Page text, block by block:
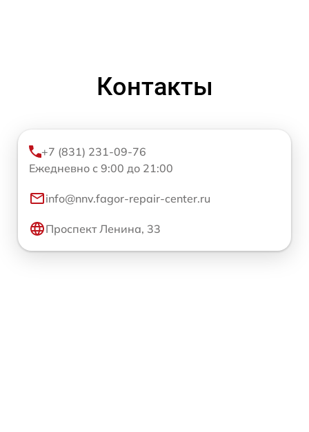
Контакты
+7 (831) 231-09-76
Ежедневно с 9:00 до 21:00
info@nnv.fagor-repair-center.ru
Проспект Ленина, 33